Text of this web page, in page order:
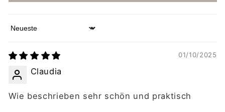
Sort by
01/10/2025
Claudia
Wie beschrieben sehr schön und praktisch